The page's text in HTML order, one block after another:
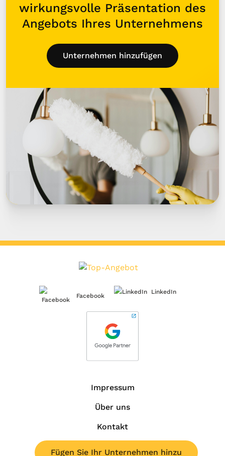
wirkungsvolle Präsentation des
Angebots Ihres Unternehmens
Unternehmen hinzufügen
Facebook
LinkedIn
Impressum
Über uns
Kontakt
Fügen Sie Ihr Unternehmen hinzu